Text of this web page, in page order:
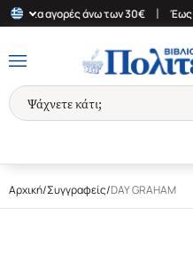
για αγορές άνω των 30€ Έως
Αρχική/Συγγραφείς/DAY GRAHAM